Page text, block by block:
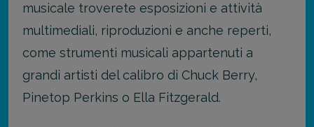
musicale troverete esposizioni e attività
multimediali, riproduzioni e anche reperti,
come strumenti musicali appartenuti a
grandi artisti del calibro di Chuck Berry,
Pinetop Perkins o Ella Fitzgerald.